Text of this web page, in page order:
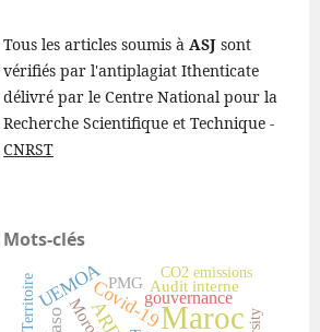
Tous les articles soumis à ASJ sont
vérifiés par l'antiplagiat Ithenticate
délivré par le Centre National pour la
Recherche Scientifique et Technique -
CNRST
Mots-clés
Maroc
Covid-19
UEMOA gouvernance
Audit interne
PMG
CO2 emissions
Territoire